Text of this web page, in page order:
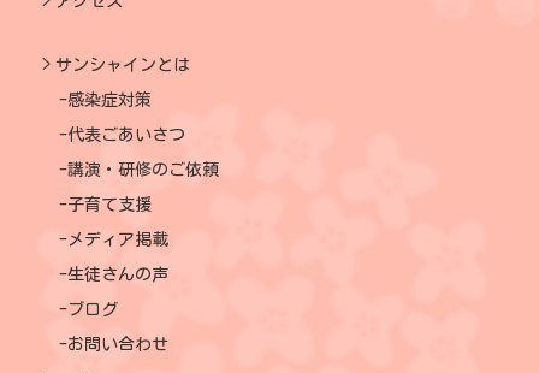
サンシャインとは
感染症対策
代表ごあいさつ
講演・研修のご依頼
子育て支援
メディア掲載
生徒さんの声
ブログ
お問い合わせ